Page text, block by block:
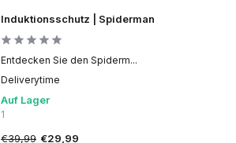
Induktionsschutz | Spiderman
Entdecken Sie den Spiderm...
Deliverytime
Auf Lager
1
€39,99 €29,99